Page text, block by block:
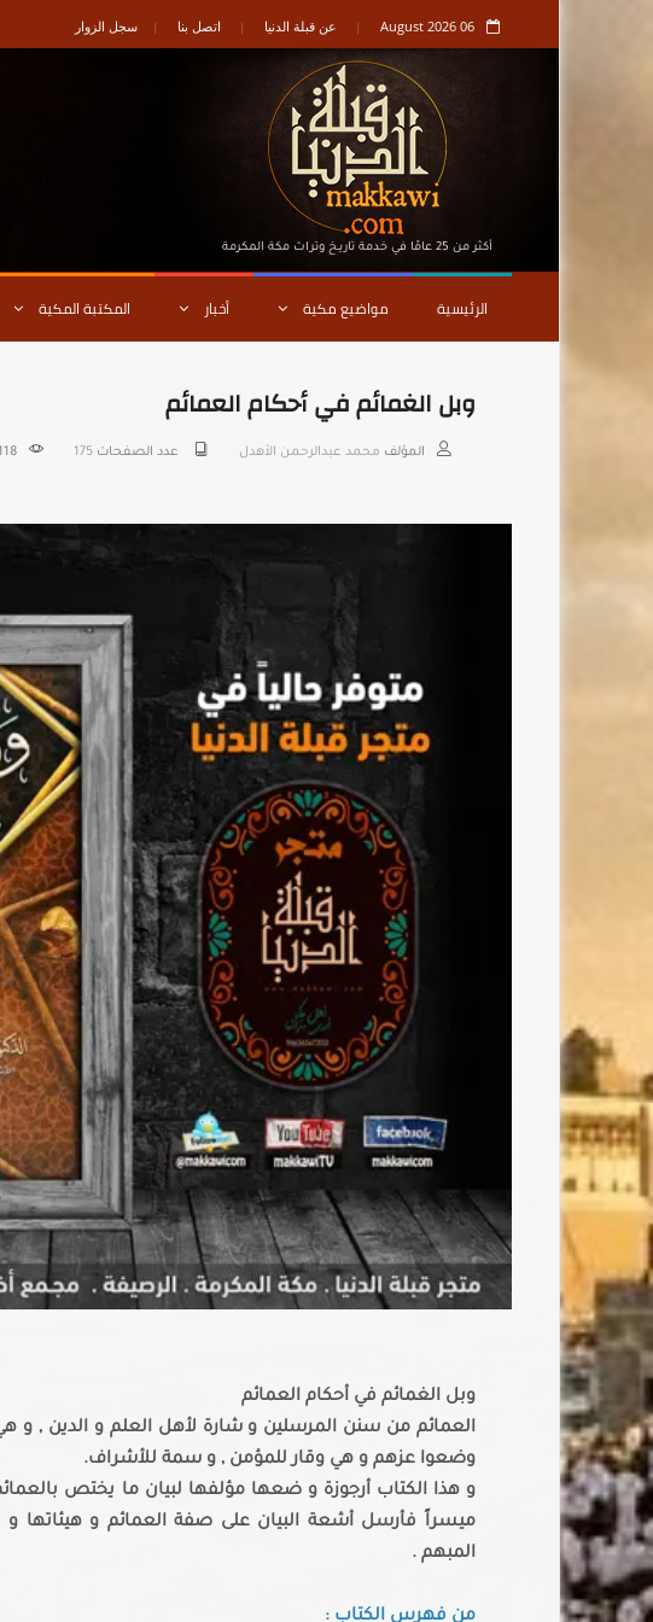
06 August 2026 عن قبلة الدنيا اتصل بنا سجل الزوار
أكثر من 25 عامًا في خدمة تاريـخ وتراث مكة المكرمة
الرئيسية مواضيع مكية أخبار المكتبة المكية
وبل الغمائم في أحكام العمائم
المؤلف محمد عبدالرحمن الأهدل عدد الصفحات 175
وبل الغمائم في أحكام العمائم
العمائم من سنن المرسلين و شارة لأهل العلم و الدين , و
وضعوا عزهم و هي وقار للمؤمن , و سمة للأشراف.
و هذا الكتاب أرجوزة و ضعها مؤلفها لبيان ما يختص
ميسراً فأرسل أشعة البيان على صفة العمائم و
المبهم .
من فهرس الكتاب :